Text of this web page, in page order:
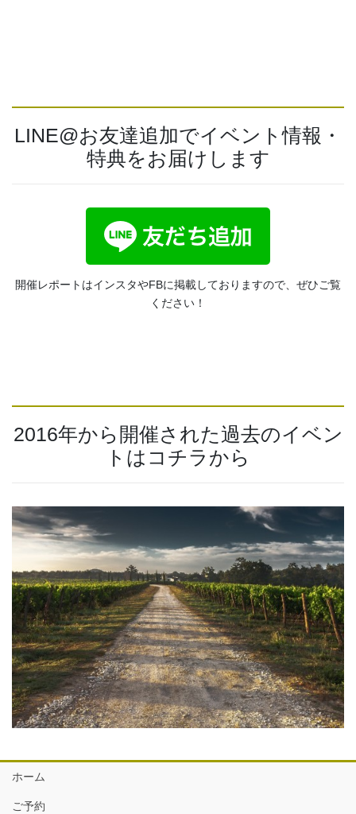
LINE@お友達追加でイベント情報・
特典をお届けします
開催レポートはインスタやFBに掲載しておりますので、ぜひご覧
ください！
2016年から開催された過去のイベン
トはコチラから
ホーム
ご予約